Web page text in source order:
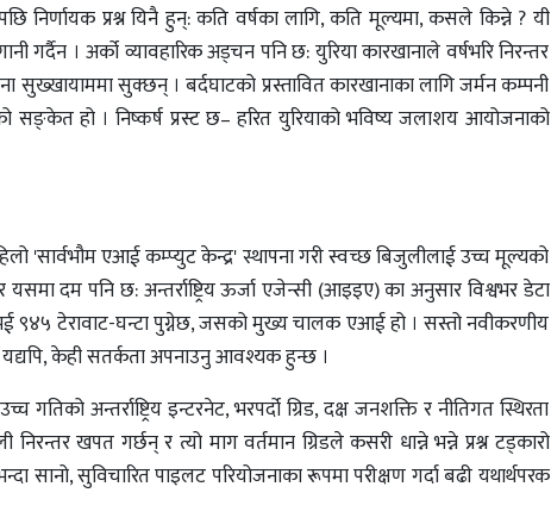
निर्णायक प्रश्न यिनै हुन्: कति वर्षका लागि, कति मूल्यमा, कसले किन्ने ? यी
। अर्को व्यावहारिक अड्चन पनि छ: युरिया कारखानाले वर्षभरि निरन्तर
सुक्छन् । बर्दघाटको प्रस्तावित कारखानाका लागि जर्मन कम्पनी
सङ्‌केत हो । निष्कर्ष प्रस्ट छ– हरित युरियाको भविष्य जलाशय आयोजनाको
'सार्वभौम एआई कम्प्युट केन्द्र' स्थापना गरी स्वच्छ बिजुलीलाई उच्च मूल्यको
दम पनि छ: अन्तर्राष्ट्रिय ऊर्जा एजेन्सी (आइइए) का अनुसार विश्वभर डेटा
९४५ टेरावाट-घन्टा पुग्नेछ, जसको मुख्य चालक एआई हो । सस्तो नवीकरणीय
केही सतर्कता अपनाउनु आवश्यक हुन्छ ।
अन्तर्राष्ट्रिय इन्टरनेट, भरपर्दो ग्रिड, दक्ष जनशक्ति र नीतिगत स्थिरता
खपत गर्छन् र त्यो माग वर्तमान ग्रिडले कसरी धान्ने भन्ने प्रश्न टड्कारो
सानो, सुविचारित पाइलट परियोजनाका रूपमा परीक्षण गर्दा बढी यथार्थपरक